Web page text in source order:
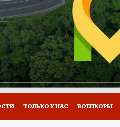
НЕДВИЖИМОСТЬ
РЕКЛАМА ОБЪЯВЛЕНИЯ
ТОЛЬКО У НАС ВОЕНКОРЫ